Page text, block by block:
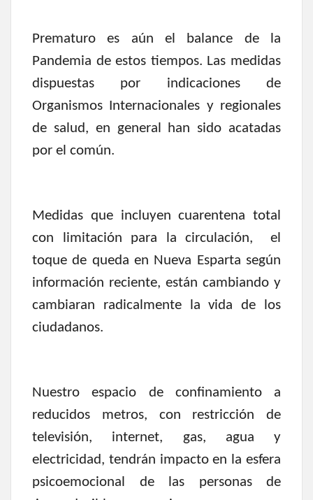
Prematuro es aún el balance de la
Pandemia de estos tiempos. Las medidas
dispuestas por indicaciones de
Organismos Internacionales y regionales
de salud, en general han sido acatadas
por el común.
Medidas que incluyen cuarentena total
con limitación para la circulación, el
toque de queda en Nueva Esparta según
información reciente, están cambiando y
cambiaran radicalmente la vida de los
ciudadanos.
Nuestro espacio de confinamiento a
reducidos metros, con restricción de
televisión, internet, gas, agua y
electricidad, tendrán impacto en la esfera
psicoemocional de las personas de